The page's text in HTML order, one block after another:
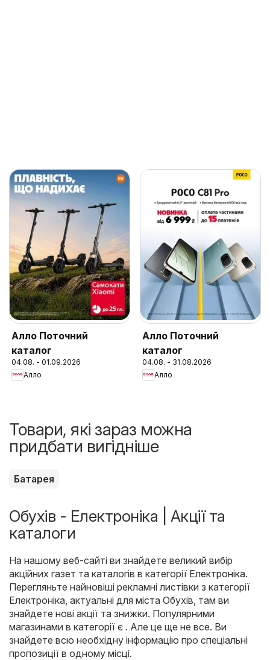
Алло Поточний
каталог
04.08. - 01.09.2026
Алло
Алло Поточний
каталог
04.08. - 31.08.2026
Алло
Товари, які зараз можна
придбати вигідніше
Батарея
Обухів - Електроніка | Акції та
каталоги
На нашому веб-сайті ви знайдете великий вибір
акційних газет та каталогів в категорії Електроніка.
Перегляньте найновіші рекламні листівки з категорії
Електроніка, актуальні для міста Обухів, там ви
знайдете нові акції та знижки. Популярними
магазинами в категорії є . Але це ще не все. Ви
знайдете всю необхідну інформацію про спеціальні
пропозиції в одному місці.